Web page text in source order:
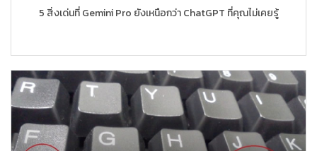
5 สิ่งเด่นที่ Gemini Pro ยังเหนือกว่า ChatGPT ที่คุณไม่เคยรู้